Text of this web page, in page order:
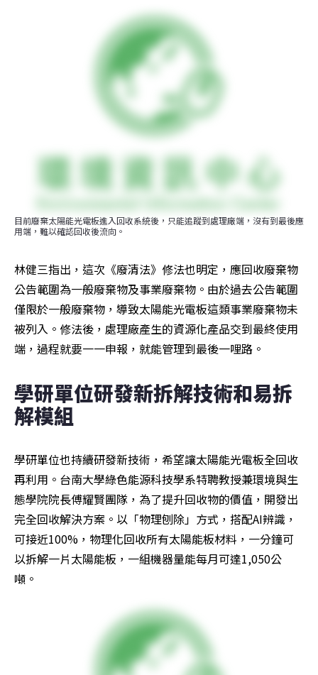
目前廢棄太陽能光電板進入回收系統後，只能追蹤到處理廠端，沒有到最後應
用端，難以確認回收後流向。
林健三指出，這次《廢清法》修法也明定，應回收廢棄物
公告範圍為一般廢棄物及事業廢棄物。由於過去公告範圍
僅限於一般廢棄物，導致太陽能光電板這類事業廢棄物未
被列入。修法後，處理廠產生的資源化產品交到最終使用
端，過程就要一一申報，就能管理到最後一哩路。
學研單位研發新拆解技術和易拆
解模組
學研單位也持續研發新技術，希望讓太陽能光電板全回收
再利用。台南大學綠色能源科技學系特聘教授兼環境與生
態學院院長傅耀賢團隊，為了提升回收物的價值，開發出
完全回收解決方案。以「物理刨除」方式，搭配AI辨識，
可接近100%，物理化回收所有太陽能板材料，一分鐘可
以拆解一片太陽能板，一組機器量能每月可達1,050公
噸。